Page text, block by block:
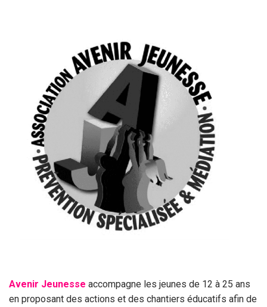
Avenir Jeunesse accompagne les jeunes de 12 à 25 ans
en proposant des actions et des chantiers éducatifs afin de